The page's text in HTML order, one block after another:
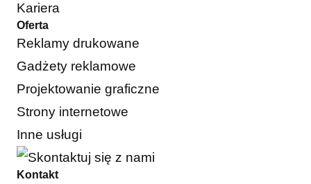
Kariera
Oferta
Reklamy drukowane
Gadżety reklamowe
Projektowanie graficzne
Strony internetowe
Inne usługi
Kontakt